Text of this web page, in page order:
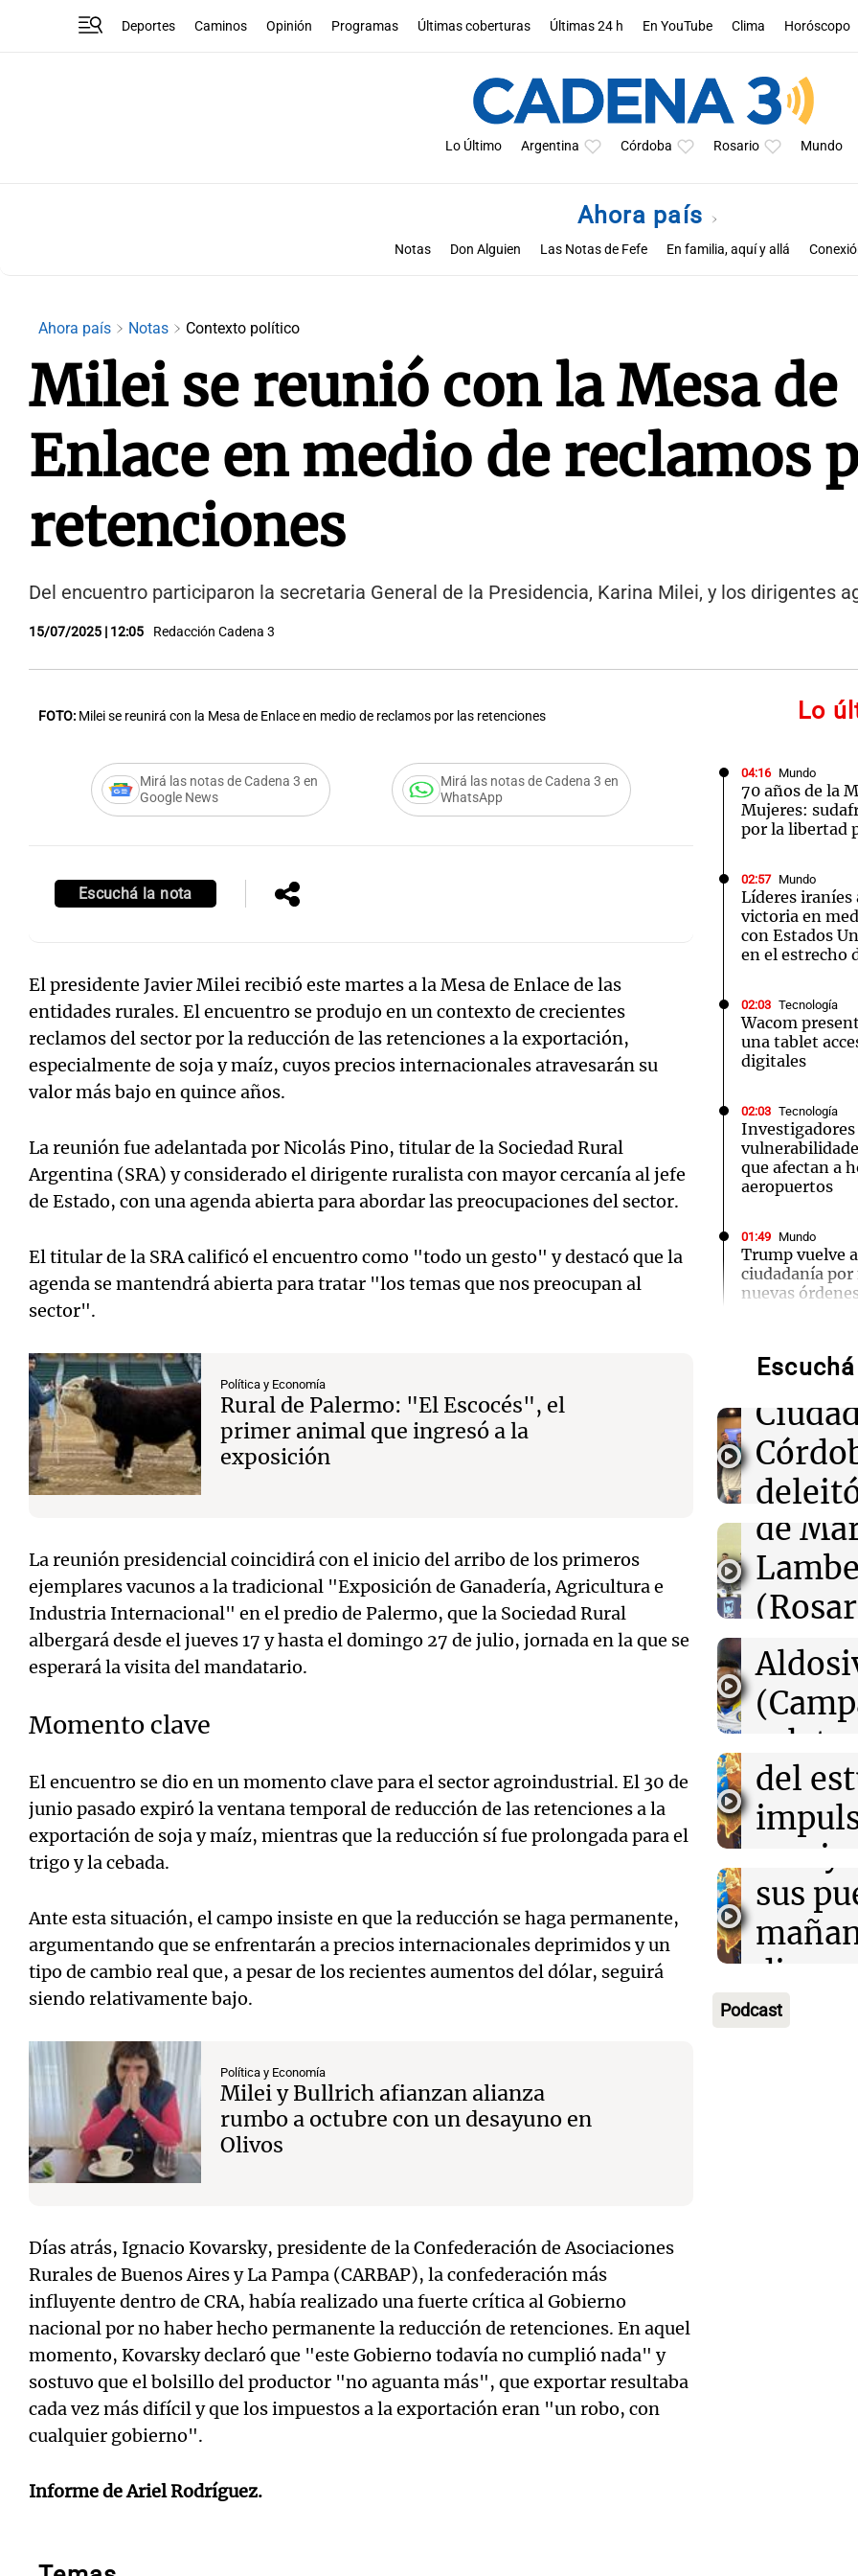
Deportes Caminos Opinión Programas Últimas coberturas Últimas 24 h En YouTube Clima Horóscopo
Lo Último Argentina Córdoba Rosario Mundo
Ahora país
Notas Don Alguien Las Notas de Fefe En familia, aquí y allá
Ahora país Notas Contexto político
Milei se reunió con la Mesa de
Enlace en medio de reclamos
retenciones
Del encuentro participaron la secretaria General de la Presidencia, Karina Milei, y los dirigentes
15/07/2025 | 12:05 Redacción Cadena 3
FOTO: Milei se reunirá con la Mesa de Enlace en medio de reclamos por las retenciones
Mirá las notas de Cadena 3 en
Google News
Mirá las notas de Cadena 3 en
WhatsApp
Escuchá la nota
El presidente Javier Milei recibió este martes a la Mesa de Enlace de las
entidades rurales. El encuentro se produjo en un contexto de crecientes
reclamos del sector por la reducción de las retenciones a la exportación,
especialmente de soja y maíz, cuyos precios internacionales atravesarán su
valor más bajo en quince años.
La reunión fue adelantada por Nicolás Pino, titular de la Sociedad Rural
Argentina (SRA) y considerado el dirigente ruralista con mayor cercanía al jefe
de Estado, con una agenda abierta para abordar las preocupaciones del sector.
El titular de la SRA calificó el encuentro como "todo un gesto" y destacó que la
agenda se mantendrá abierta para tratar "los temas que nos preocupan al
sector".
Política y Economía
Rural de Palermo: "El Escocés", el
primer animal que ingresó a la
exposición
La reunión presidencial coincidirá con el inicio del arribo de los primeros
ejemplares vacunos a la tradicional "Exposición de Ganadería, Agricultura e
Industria Internacional" en el predio de Palermo, que la Sociedad Rural
albergará desde el jueves 17 y hasta el domingo 27 de julio, jornada en la que se
esperará la visita del mandatario.
Momento clave
El encuentro se dio en un momento clave para el sector agroindustrial. El 30 de
junio pasado expiró la ventana temporal de reducción de las retenciones a la
exportación de soja y maíz, mientras que la reducción sí fue prolongada para el
trigo y la cebada.
Ante esta situación, el campo insiste en que la reducción se haga permanente,
argumentando que se enfrentarán a precios internacionales deprimidos y un
tipo de cambio real que, a pesar de los recientes aumentos del dólar, seguirá
siendo relativamente bajo.
Política y Economía
Milei y Bullrich afianzan alianza
rumbo a octubre con un desayuno en
Olivos
Días atrás, Ignacio Kovarsky, presidente de la Confederación de Asociaciones
Rurales de Buenos Aires y La Pampa (CARBAP), la confederación más
influyente dentro de CRA, había realizado una fuerte crítica al Gobierno
nacional por no haber hecho permanente la reducción de retenciones. En aquel
momento, Kovarsky declaró que "este Gobierno todavía no cumplió nada" y
sostuvo que el bolsillo del productor "no aguanta más", que exportar resultaba
cada vez más difícil y que los impuestos a la exportación eran "un robo, con
cualquier gobierno".
Informe de Ariel Rodríguez.
Lo
04:16 Mundo
70 años de la
Mujeres:
por la libertad
02:57 Mundo
Líderes iraníes
victoria en
con Estados
en el estrecho
02:03 Tecnología
Wacom
una tablet
digitales
02:03 Tecnología
que afectan a
aeropuertos
01:49 Mundo
Trump vuelve
ciudadanía
nuevas
Descubren
cuerpo de
00:55 Mundo
China se
Dolphin;
actividades
provincias
00:32 Clima
Clima en Salta:
tiempo este
00:27 Clima
Clima en
el tiempo este
Audio.
radio
tango
Episodios
Audio.
de
de
Deportes
Episodios
Audio.
de
relato
Greco
Deportes
Episodios
Audio.
del
Villa
Panorama
Episodios
Audio.
la
sus
Audio.
María
Audio.
Rosario
Podcast
Notas
Editorial
Notas
Mundial 2026
Notas
La Sole en Cadena 3 El huracán de Arequito Cadena 3